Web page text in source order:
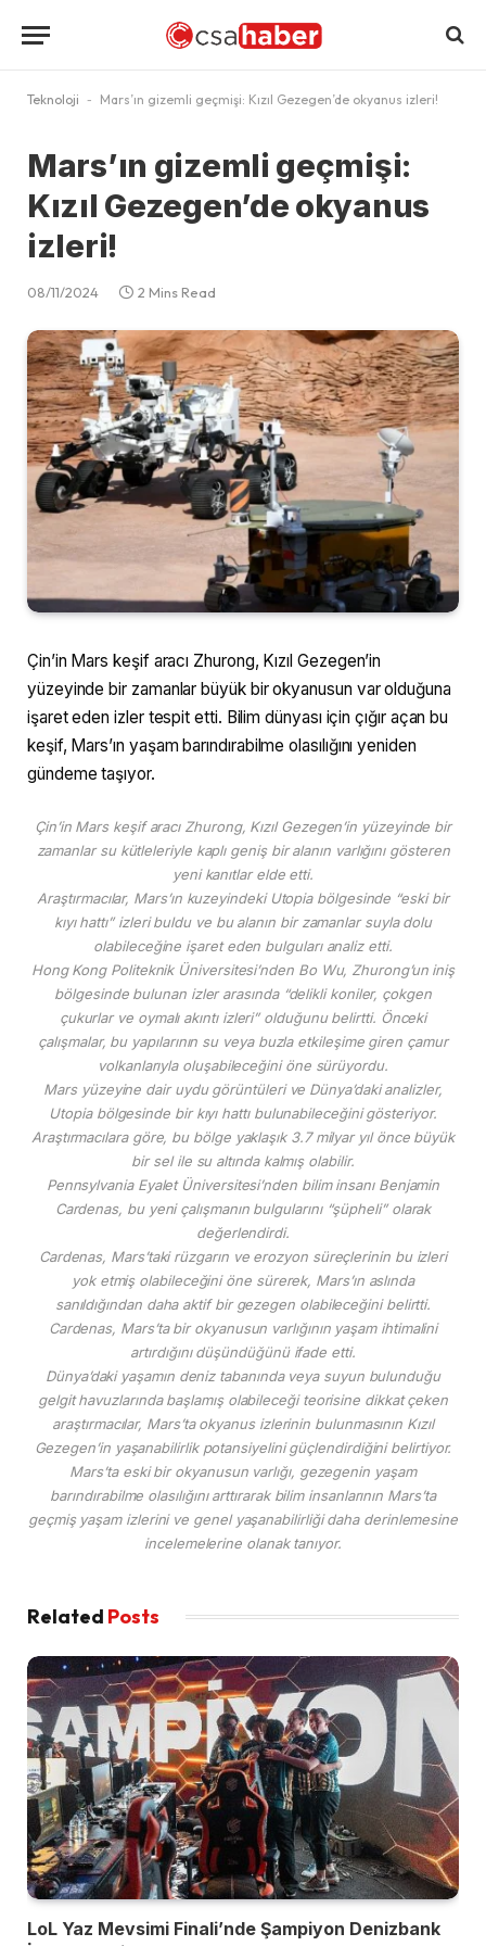
Teknoloji - Mars’ın gizemli geçmişi: Kızıl Gezegen’de okyanus izleri!
Mars’ın gizemli geçmişi:
Kızıl Gezegen’de okyanus
izleri!
08/11/2024 2 Mins Read
Çin’in Mars keşif aracı Zhurong, Kızıl Gezegen’in
yüzeyinde bir zamanlar büyük bir okyanusun var olduğuna
işaret eden izler tespit etti. Bilim dünyası için çığır açan bu
keşif, Mars’ın yaşam barındırabilme olasılığını yeniden
gündeme taşıyor.
Çin’in Mars keşif aracı Zhurong, Kızıl Gezegen’in yüzeyinde bir
zamanlar su kütleleriyle kaplı geniş bir alanın varlığını gösteren
yeni kanıtlar elde etti.
Araştırmacılar, Mars’ın kuzeyindeki Utopia bölgesinde “eski bir
kıyı hattı” izleri buldu ve bu alanın bir zamanlar suyla dolu
olabileceğine işaret eden bulguları analiz etti.
Hong Kong Politeknik Üniversitesi’nden Bo Wu, Zhurong’un iniş
bölgesinde bulunan izler arasında “delikli koniler, çokgen
çukurlar ve oymalı akıntı izleri” olduğunu belirtti. Önceki
çalışmalar, bu yapılarının su veya buzla etkileşime giren çamur
volkanlarıyla oluşabileceğini öne sürüyordu.
Mars yüzeyine dair uydu görüntüleri ve Dünya’daki analizler,
Utopia bölgesinde bir kıyı hattı bulunabileceğini gösteriyor.
Araştırmacılara göre, bu bölge yaklaşık 3.7 milyar yıl önce büyük
bir sel ile su altında kalmış olabilir.
Pennsylvania Eyalet Üniversitesi’nden bilim insanı Benjamin
Cardenas, bu yeni çalışmanın bulgularını “şüpheli” olarak
değerlendirdi.
Cardenas, Mars’taki rüzgarın ve erozyon süreçlerinin bu izleri
yok etmiş olabileceğini öne sürerek, Mars’ın aslında
sanıldığından daha aktif bir gezegen olabileceğini belirtti.
Cardenas, Mars’ta bir okyanusun varlığının yaşam ihtimalini
artırdığını düşündüğünü ifade etti.
Dünya’daki yaşamın deniz tabanında veya suyun bulunduğu
gelgit havuzlarında başlamış olabileceği teorisine dikkat çeken
araştırmacılar, Mars’ta okyanus izlerinin bulunmasının Kızıl
Gezegen’in yaşanabilirlik potansiyelini güçlendirdiğini belirtiyor.
Mars’ta eski bir okyanusun varlığı, gezegenin yaşam
barındırabilme olasılığını arttırarak bilim insanlarının Mars’ta
geçmiş yaşam izlerini ve genel yaşanabilirliği daha derinlemesine
incelemelerine olanak tanıyor.
Related Posts
LoL Yaz Mevsimi Finali’nde Şampiyon Denizbank